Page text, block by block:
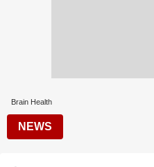
Brain Health
NEWS